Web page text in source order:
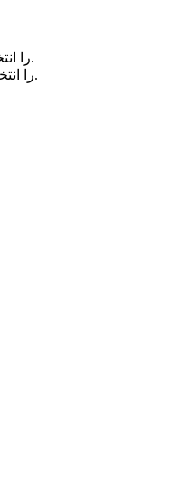
«Add to home screen» را انتخاب کنید.
3. در مرحله بعد “Add” را انتخاب کنید.